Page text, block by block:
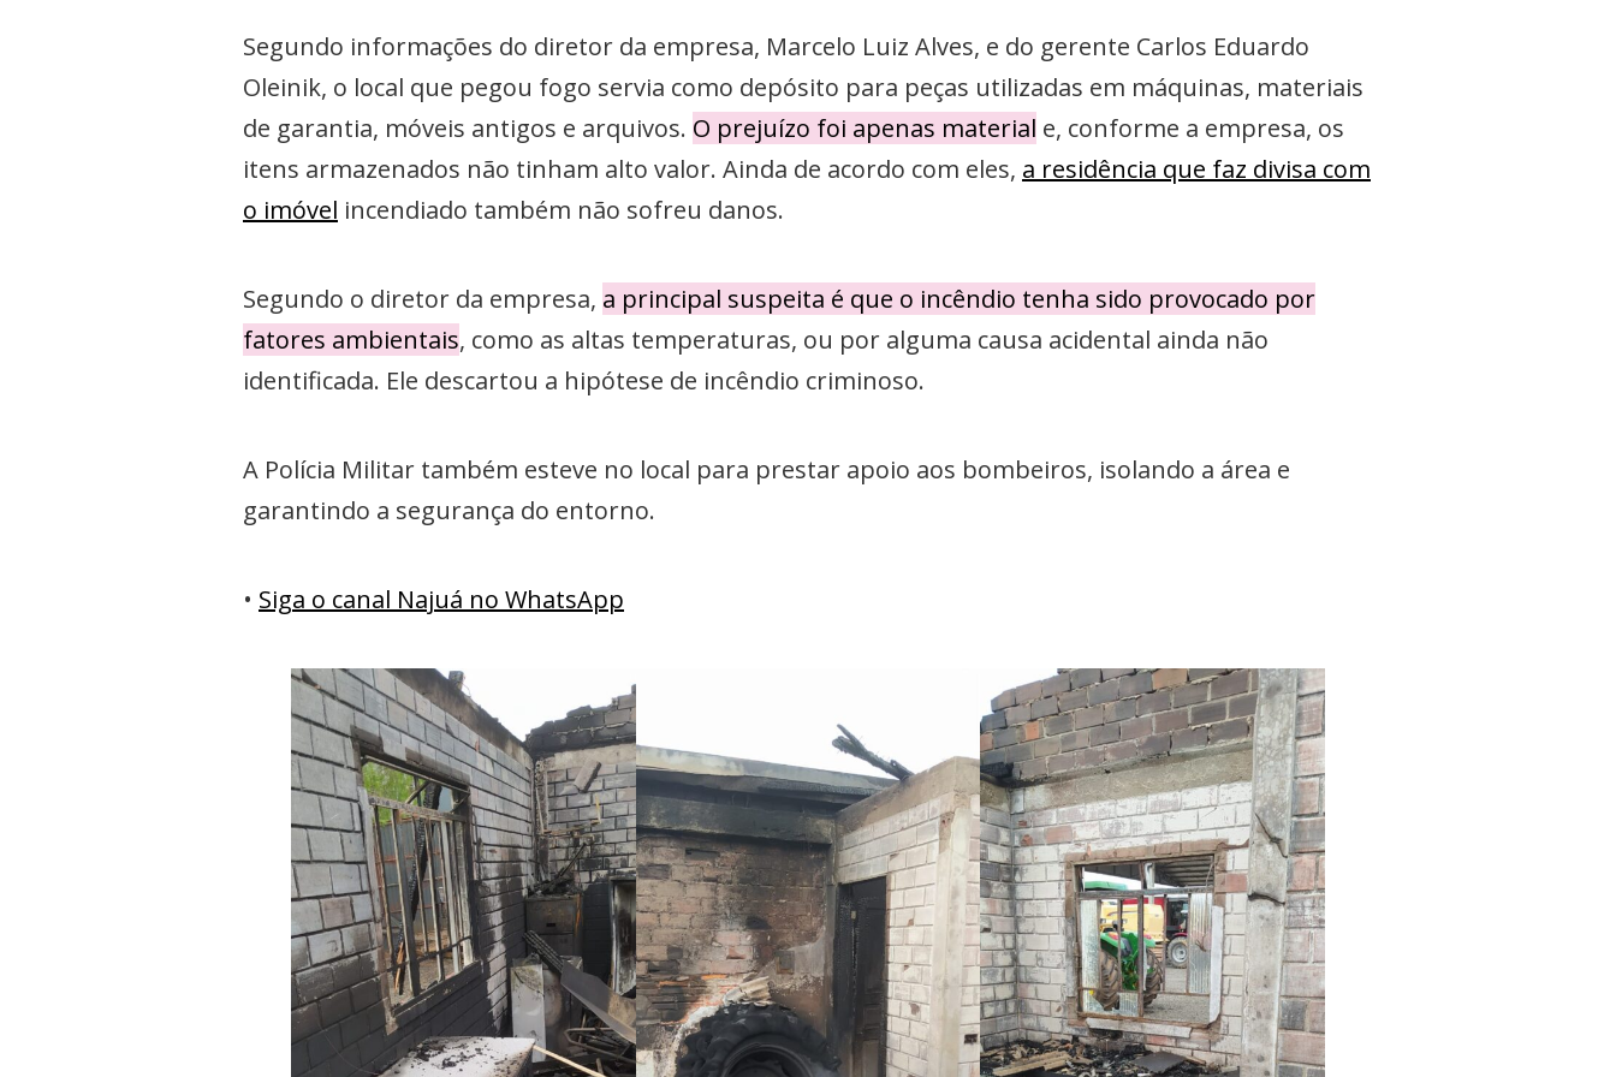
Segundo informações do diretor da empresa, Marcelo Luiz Alves, e do gerente Carlos Eduardo
Oleinik, o local que pegou fogo servia como depósito para peças utilizadas em máquinas, materiais
de garantia, móveis antigos e arquivos. O prejuízo foi apenas material e, conforme a empresa, os
itens armazenados não tinham alto valor. Ainda de acordo com eles, a residência que faz divisa com
o imóvel incendiado também não sofreu danos.
Segundo o diretor da empresa, a principal suspeita é que o incêndio tenha sido provocado por
fatores ambientais, como as altas temperaturas, ou por alguma causa acidental ainda não
identificada. Ele descartou a hipótese de incêndio criminoso.
A Polícia Militar também esteve no local para prestar apoio aos bombeiros, isolando a área e
garantindo a segurança do entorno.
• Siga o canal Najuá no WhatsApp